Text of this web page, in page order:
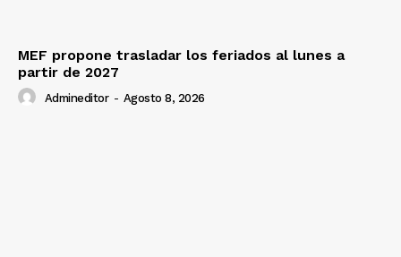
MEF propone trasladar los feriados al lunes a
partir de 2027
Admineditor - Agosto 8, 2026